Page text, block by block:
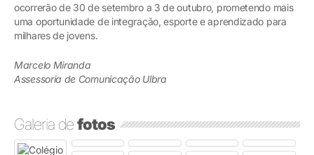
ocorrerão de 30 de setembro a 3 de outubro, prometendo mais
uma oportunidade de integração, esporte e aprendizado para
milhares de jovens.
Marcelo Miranda
Assessoria de Comunicação Ulbra
Galeria defotos